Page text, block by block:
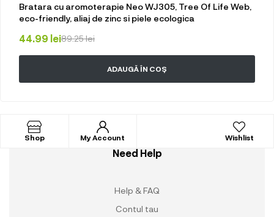
Bratara cu aromoterapie Neo WJ305, Tree Of Life Web,
eco-friendly, aliaj de zinc si piele ecologica
89.25lei
44.99 lei
ADAUGĂ ÎN COȘ
Shop My Account Wishlist
Need Help
Help & FAQ
Contul tau